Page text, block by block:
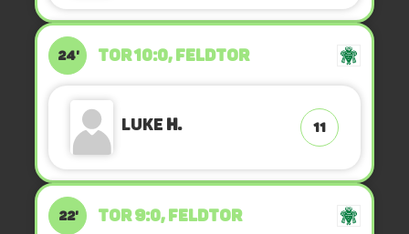
24' TOR 10:0, FELDTOR
Luke H. 11
22' TOR 9:0, FELDTOR